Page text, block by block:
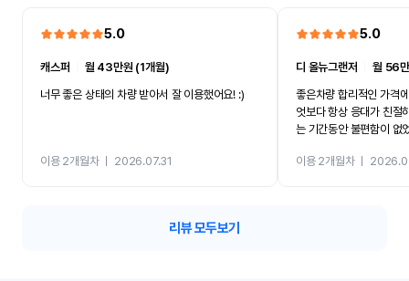
5.0
캐스퍼
월 43만원 (1개월)
너무 좋은 상태의 차량 받아서 잘 이용했어요! :)
이용 2개월차ㅣ 2026.07.31
5.0
디 올뉴그랜저 ㅣ월 56
좋은차량 합리적인 가격
엇보다 항상 응대가 친절
는 기간동안 불편함이 없
카 렌트 고민없이 강추합
이용 2개월차ㅣ
리뷰 모두보기